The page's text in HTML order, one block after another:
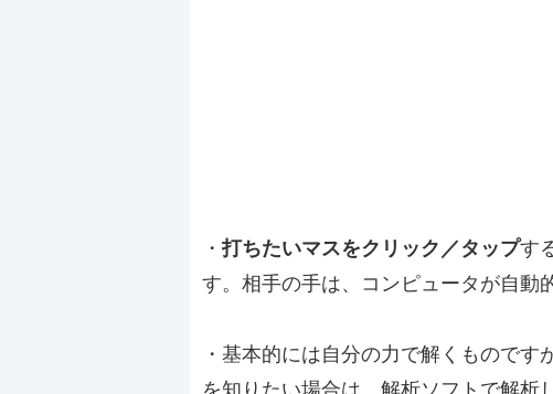
・打ちたいマスをクリック／タップす
す。相手の手は、コンピュータが自動
・基本的には自分の力で解くもので
を知りたい場合は、解析ソフトで解析